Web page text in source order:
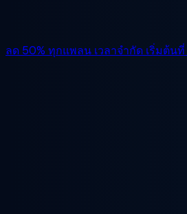
ลด 50% ทุกแพลน เวลาจำกัด เริ่มต้นที่